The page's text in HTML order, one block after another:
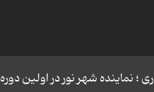
شهر نور در اولین دوره